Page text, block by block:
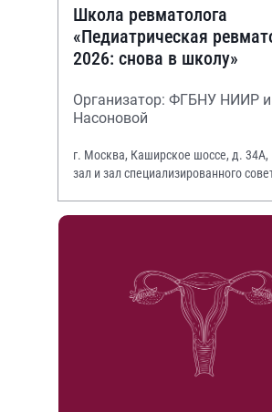
Школа ревматолога
«Педиатрическая
2026: снова в школу»
Организатор: ФГБНУ НИИР
Насоновой
г. Москва, Каширское шоссе, д. 34А,
зал и зал специализированного